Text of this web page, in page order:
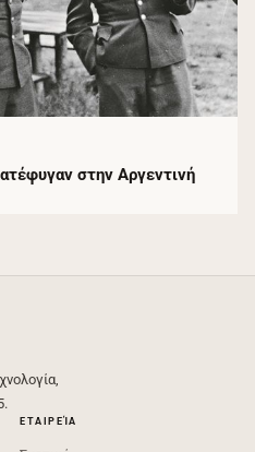
στην Αργεντινή
ΕΤΑΙΡΕΊΑ